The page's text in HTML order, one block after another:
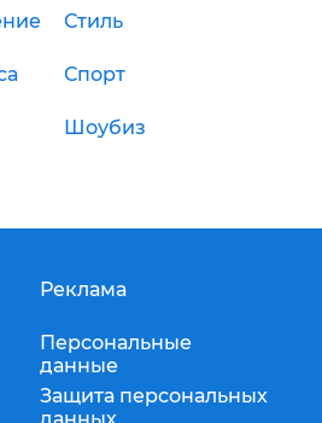
Стиль
Спорт
Шоубиз
Реклама
Персональные
данные
Защита персональных